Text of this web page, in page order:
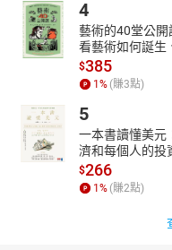
4
藝術的40堂公開
看藝術如何誕生
$385
1 % (賺3點)
5
一本書讀懂美元
濟和每個人的投
$266
1 % (賺2點)